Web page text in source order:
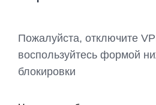
Пожалуйста, отключите
воспользуйтесь формой
блокировки